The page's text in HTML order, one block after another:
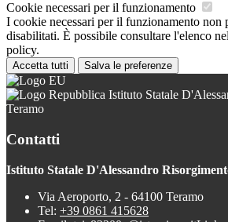
Cookie necessari per il funzionamento
I cookie necessari per il funzionamento non
disabilitati. È possibile consultare l'elenco
policy.
Accetta tutti Salva le preferenze
Istituto Statale
Teramo
Contatti
Istituto Statale D'Alessandro
Via Aeroporto, 2 - 64100 Teramo
Tel: +39 0861 415628